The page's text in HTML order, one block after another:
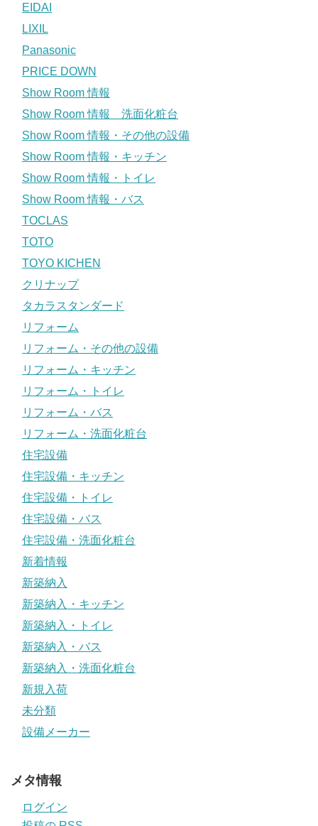
EIDAI
LIXIL
Panasonic
PRICE DOWN
Show Room 情報
Show Room 情報 洗面化粧台
Show Room 情報・その他の設備
Show Room 情報・キッチン
Show Room 情報・トイレ
Show Room 情報・バス
TOCLAS
TOTO
TOYO KICHEN
クリナップ
タカラスタンダード
リフォーム
リフォーム・その他の設備
リフォーム・キッチン
リフォーム・トイレ
リフォーム・バス
リフォーム・洗面化粧台
住宅設備
住宅設備・キッチン
住宅設備・トイレ
住宅設備・バス
住宅設備・洗面化粧台
新着情報
新築納入
新築納入・キッチン
新築納入・トイレ
新築納入・バス
新築納入・洗面化粧台
新規入荷
未分類
設備メーカー
メタ情報
ログイン